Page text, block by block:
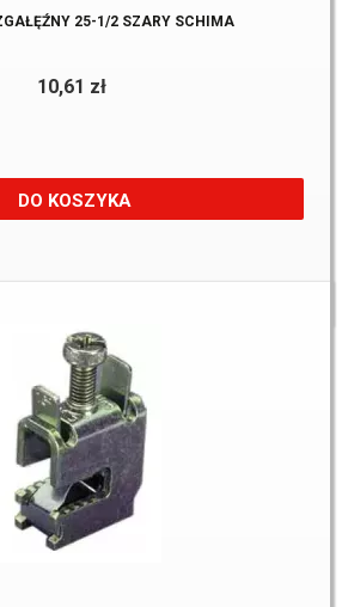
25-1/2 SZARY SCHIMA
10,61 zł
DO KOSZYKA
Dostępne:19 Szt.